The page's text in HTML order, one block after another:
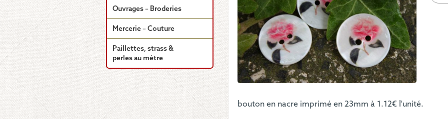
bouton en nacre imprimé en 23mm à 1.12€ l'unité.
Ouvrages – Broderies
Mercerie – Couture
Paillettes, strass &
perles au mètre